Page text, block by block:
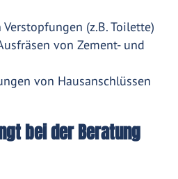
(z.B. Toilette)
von Zement- und
von Hausanschlüssen
bei der Beratung